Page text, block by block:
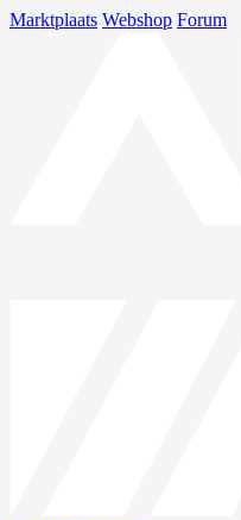
Marktplaats Webshop Forum